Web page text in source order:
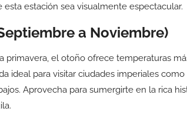
esta estación sea visualmente espectacular.
a Noviembre)
primavera, el otoño ofrece temperaturas
ideal para visitar ciudades imperiales
Aprovecha para sumergirte en la rica